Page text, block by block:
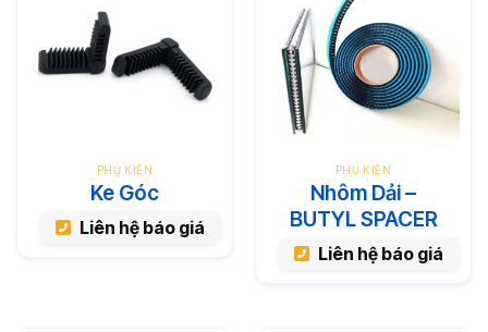
PHỤ KIỆN
Ke Góc
Liên hệ báo giá
PHỤ KIỆN
Nhôm Dải –
BUTYL SPACER
Liên hệ báo giá